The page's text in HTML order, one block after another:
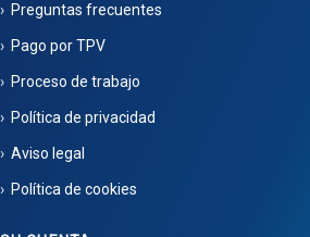
Preguntas frecuentes
Pago por TPV
Proceso de trabajo
Política de privacidad
Aviso legal
Política de cookies